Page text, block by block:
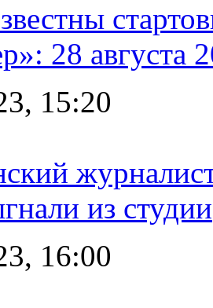
28 августа
15:20
из студии
16:00